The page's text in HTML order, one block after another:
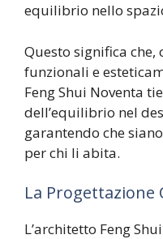
equilibrio nello
Questo significa
funzionali e
Feng Shui Noventa
dell’equilibrio nel
garantendo che
per chi li abita.
La Progettazione
L’architetto Feng